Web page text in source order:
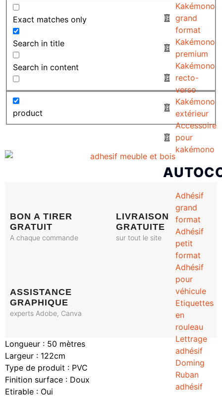
Kakémono
grand
format
Kakémono
premium
Kakémono
recto-
verso
Kakémono
extérieur
Accessoire
pour
kakémono
Adhésif
grand
format
Adhésif
petit
format
Adhésif
pour
véhicule
Etiquettes
en
rouleau
Lettrage
adhésif
Doming
Ruban
adhésif
Exact matches only
Search in title
Search in content
product
BON A TIRER
GRATUIT
A chaque commande
LIVRAISON
GRATUITE
sur tout le site
ASSISTANCE
GRAPHIQUE
experts Adobe, Canva
Longueur : 50 mètres
Largeur : 122cm
Type de produit : PVC
Finition surface : Doux
Etirable : Oui